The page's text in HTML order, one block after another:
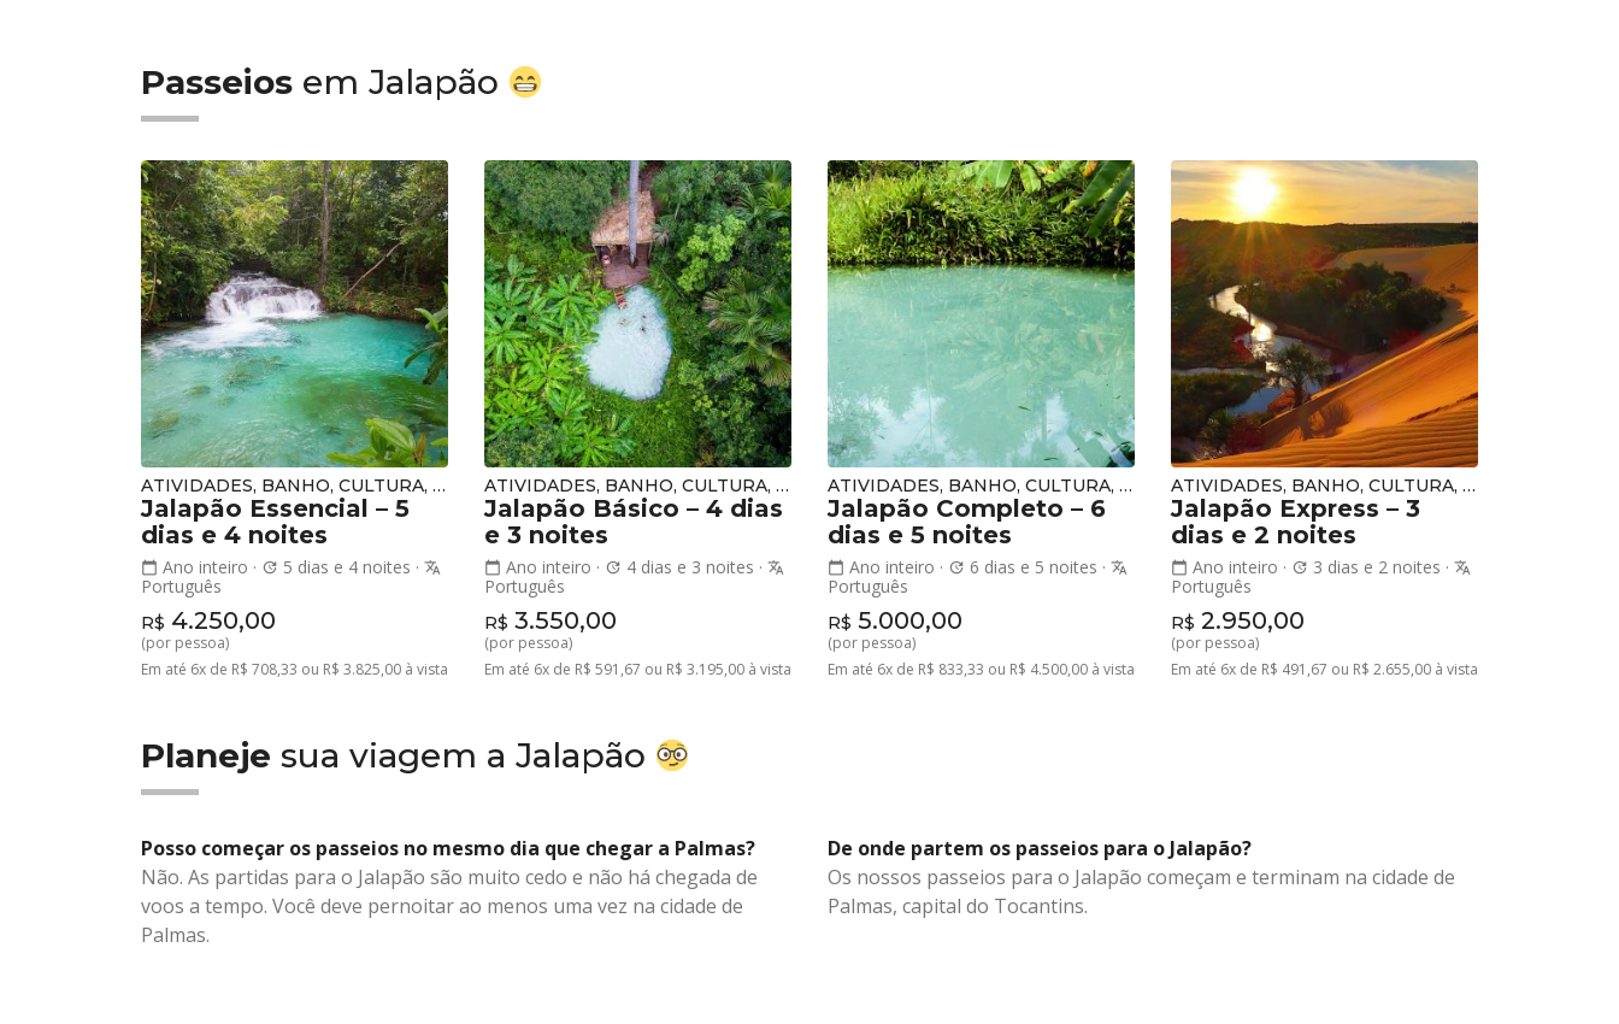
Passeios em Jalapão
ATIVIDADES, BANHO, CULTURA, NATUREZA
Jalapão Essencial – 5
dias e 4 noites
calendar_today Ano inteiro · update 5 dias e 4 noites · translate
Português
R$ 4.250,00
(por pessoa)
Em até 6x de R$ 708,33 ou R$ 3.825,00 à vista
ATIVIDADES, BANHO, CULTURA, NATUREZA
Jalapão Básico – 4 dias
e 3 noites
calendar_today Ano inteiro · update 4 dias e 3 noites · translate
Português
R$ 3.550,00
(por pessoa)
Em até 6x de R$ 591,67 ou R$ 3.195,00 à vista
ATIVIDADES, BANHO, CULTURA, NATUREZA
Jalapão Completo – 6
dias e 5 noites
calendar_today Ano inteiro · update 6 dias e 5 noites · translate
Português
R$ 5.000,00
(por pessoa)
Em até 6x de R$ 833,33 ou R$ 4.500,00 à vista
ATIVIDADES, BANHO, CULTURA, NATUREZA
Jalapão Express – 3
dias e 2 noites
calendar_today Ano inteiro · update 3 dias e 2 noites · translate
Português
R$ 2.950,00
(por pessoa)
Em até 6x de R$ 491,67 ou R$ 2.655,00 à vista
Planeje sua viagem a Jalapão
Posso começar os passeios no mesmo dia que chegar a Palmas?
Não. As partidas para o Jalapão são muito cedo e não há chegada de
voos a tempo. Você deve pernoitar ao menos uma vez na cidade de
Palmas.
De onde partem os passeios para o Jalapão?
Os nossos passeios para o Jalapão começam e terminam na cidade de
Palmas, capital do Tocantins.